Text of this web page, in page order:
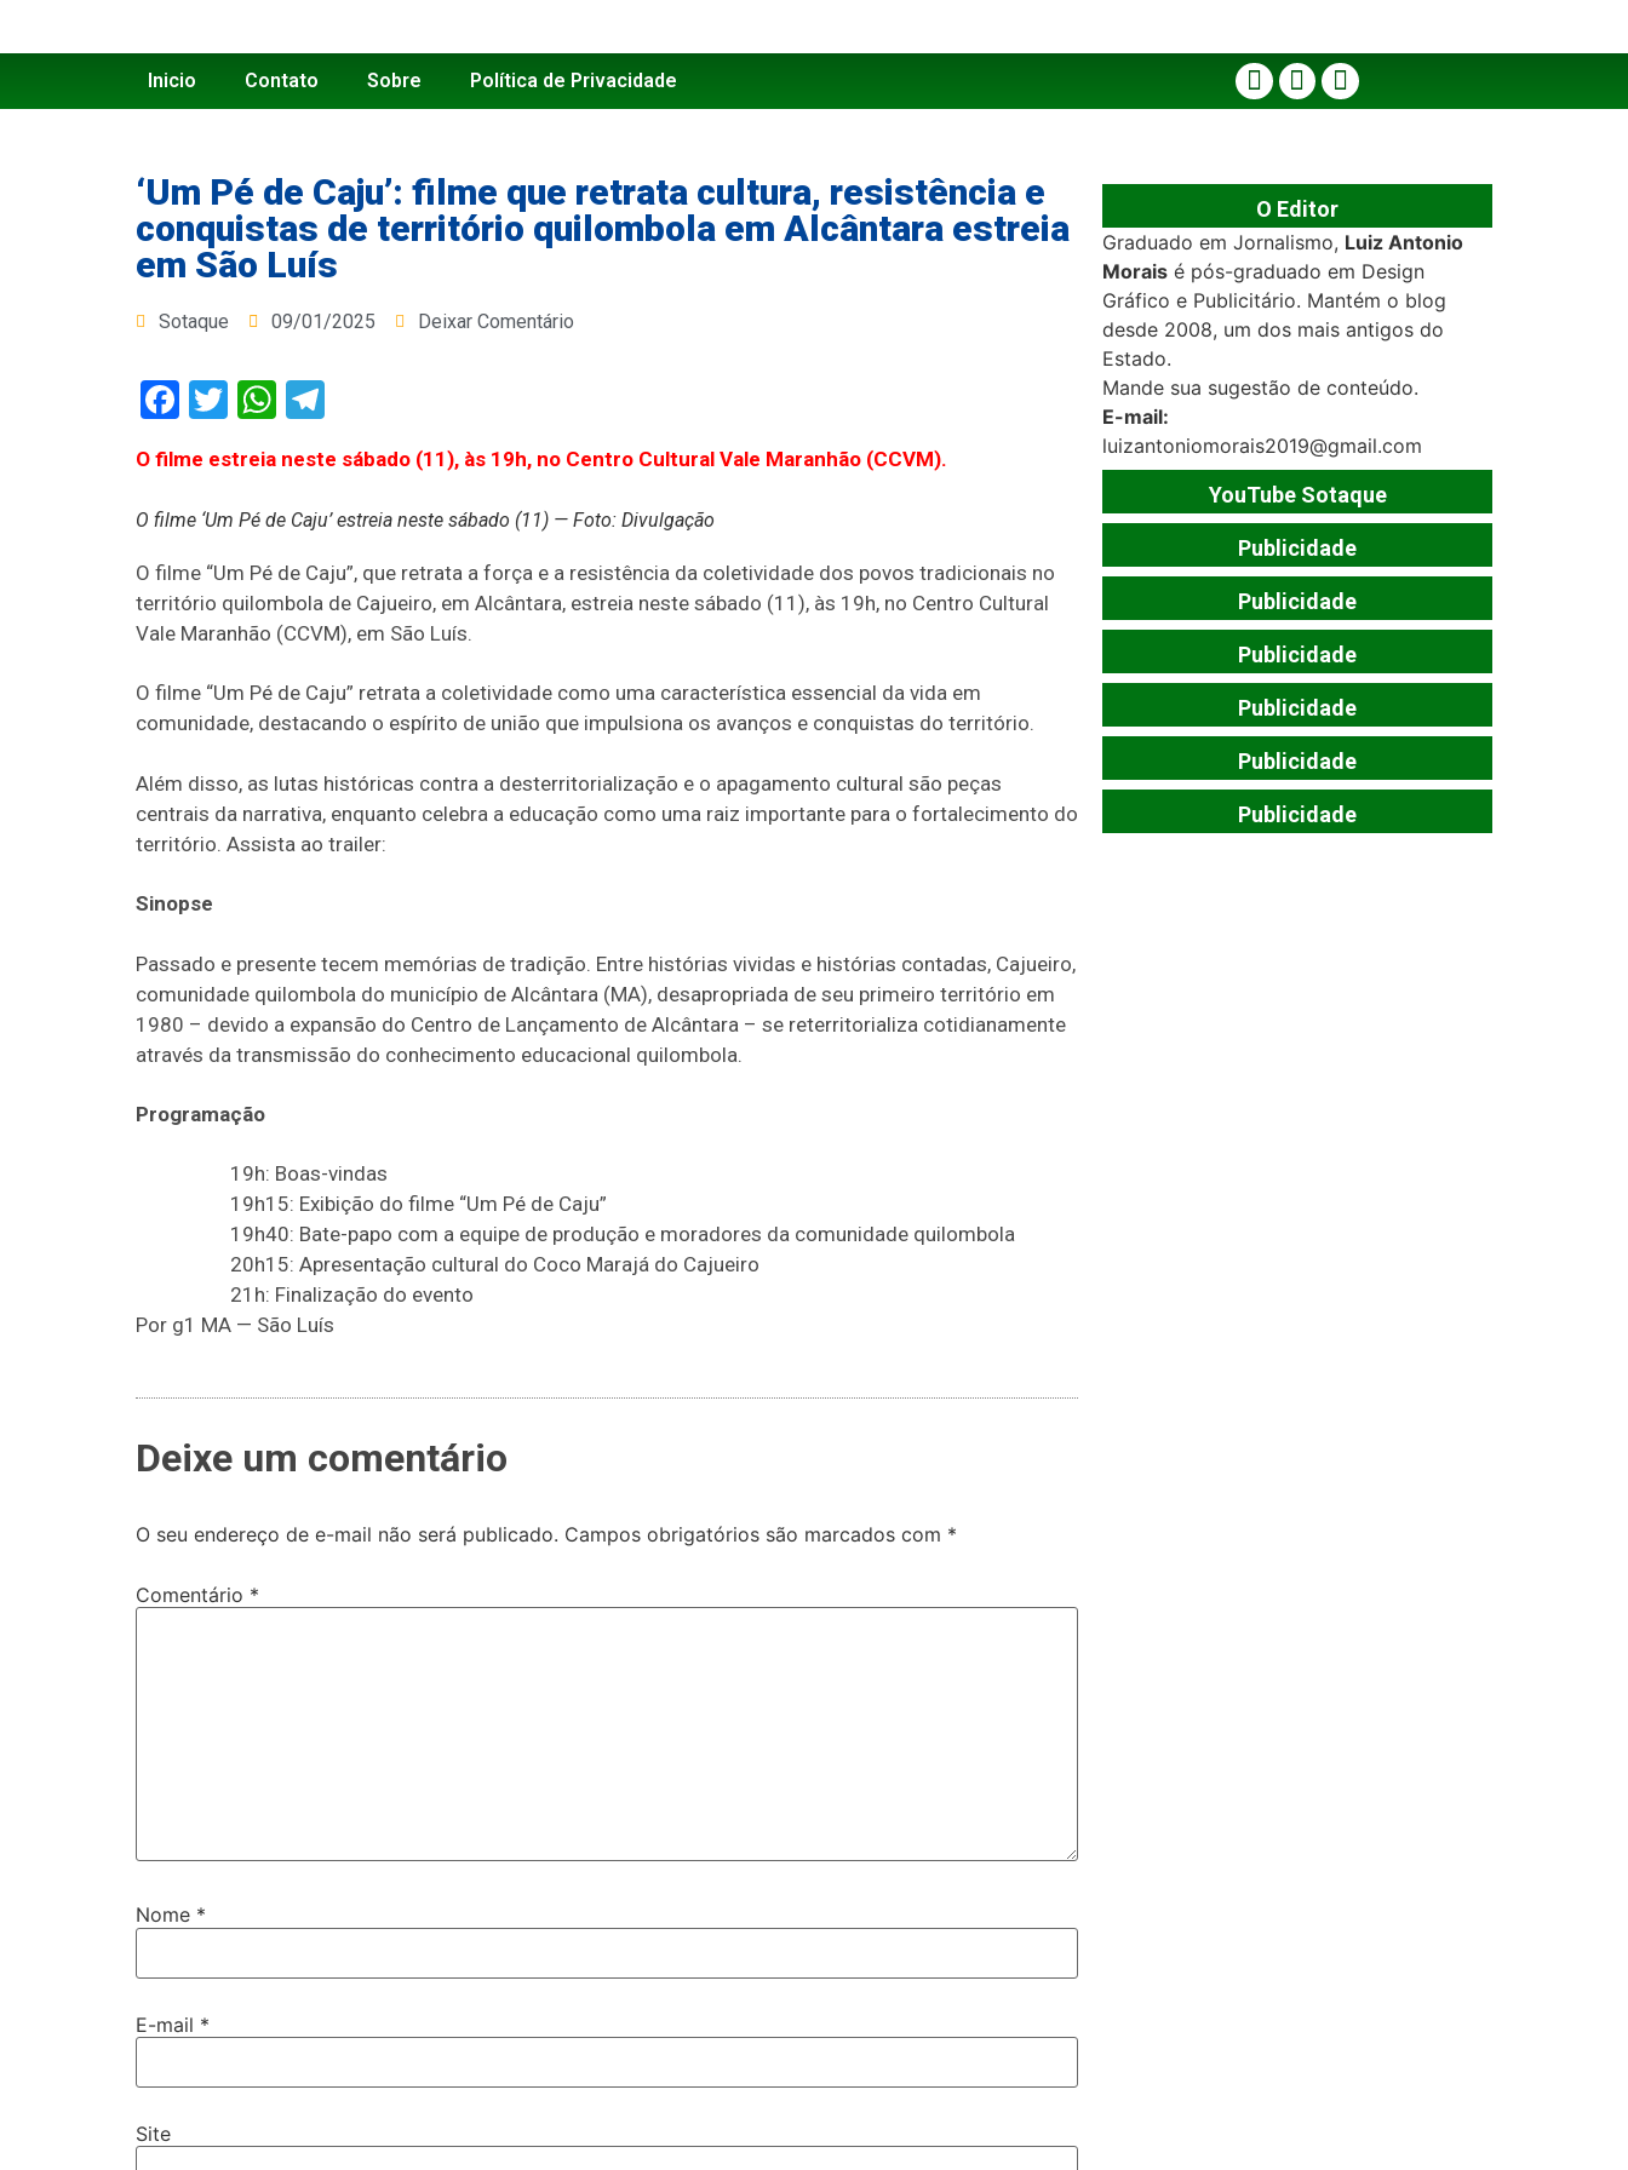
Inicio Contato Sobre Política de Privacidade
‘Um Pé de Caju’: filme que retrata cultura, resistência e
conquistas de território quilombola em Alcântara estreia
em São Luís
Sotaque 09/01/2025 Deixar Comentário
Facebook
TwitterWhatsApp
O filme estreia neste sábado (11), às 19h, no Centro Cultural Vale Maranhão (CCVM).
O filme ‘Um Pé de Caju’ estreia neste sábado (11) — Foto: Divulgação
O filme “Um Pé de Caju”, que retrata a força e a resistência da coletividade dos povos tradicionais no
território quilombola de Cajueiro, em Alcântara, estreia neste sábado (11), às 19h, no Centro Cultural
Vale Maranhão (CCVM), em São Luís.
O filme “Um Pé de Caju” retrata a coletividade como uma característica essencial da vida em
comunidade, destacando o espírito de união que impulsiona os avanços e conquistas do território.
Além disso, as lutas históricas contra a desterritorialização e o apagamento cultural são peças
centrais da narrativa, enquanto celebra a educação como uma raiz importante para o fortalecimento do
território. Assista ao trailer:
Sinopse
Passado e presente tecem memórias de tradição. Entre histórias vividas e histórias contadas, Cajueiro,
comunidade quilombola do município de Alcântara (MA), desapropriada de seu primeiro território em
1980 – devido a expansão do Centro de Lançamento de Alcântara – se reterritorializa cotidianamente
através da transmissão do conhecimento educacional quilombola.
Programação
19h: Boas-vindas
19h15: Exibição do filme “Um Pé de Caju”
19h40: Bate-papo com a equipe de produção e moradores da comunidade quilombola
20h15: Apresentação cultural do Coco Marajá do Cajueiro
21h: Finalização do evento
Por g1 MA — São Luís
Deixe um comentário
O seu endereço de e-mail não será publicado. Campos obrigatórios são marcados com *
Comentário *
Nome *
E-mail *
Site
O Editor
Graduado em Jornalismo, Luiz Antonio
Morais é pós-graduado em Design
Gráfico e Publicitário. Mantém o blog
desde 2008, um dos mais antigos do
Estado.
Mande sua sugestão de conteúdo.
E-mail:
luizantoniomorais2019@gmail.com
YouTube Sotaque
Publicidade
Publicidade
Publicidade
Publicidade
Publicidade
Publicidade